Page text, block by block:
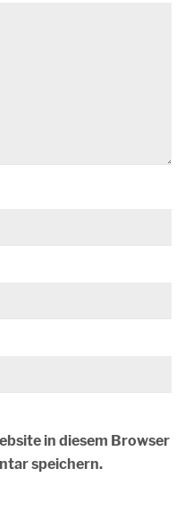
in diesem Browser
speichern.